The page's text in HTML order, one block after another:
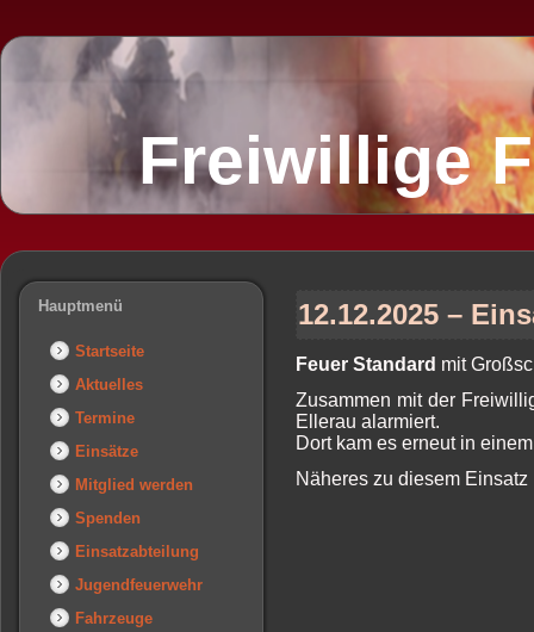
Freiwillige
Hauptmenü
Startseite
Aktuelles
Termine
Einsätze
Mitglied werden
Spenden
Einsatzabteilung
Jugendfeuerwehr
Fahrzeuge
12.12.2025 –
Feuer Standard mit
Zusammen mit der
Ellerau alarmiert.
Dort kam es erneut in
Näheres zu diesem